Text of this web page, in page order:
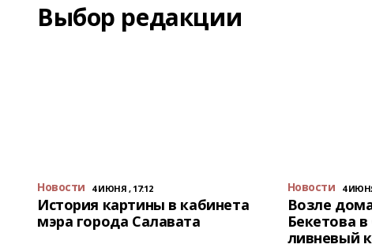
Выбор редакции
Новости 4 ИЮНЯ , 17:12
История картины в кабинета
мэра города Салавата
Новости 4
Возле
Бекетова
ливневый